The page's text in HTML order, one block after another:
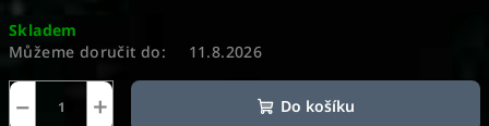
Měrná
cena:
Skladem
Můžeme doručit do:
11.8.2026
+
− Do košíku